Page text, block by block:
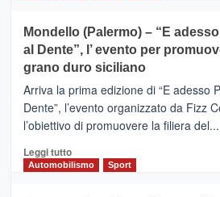
e
messaggi
di
CASTIGLIONE
DI
SICILIA
(Ct)
–
Il
Borgo
Gusto,
il
Mondello (Palermo) – “E
al Dente”, l’ evento per
grano duro siciliano
Arriva la prima edizione di “E adesso
Dente”, l’evento organizzato da Fizz
l’obiettivo di promuovere la filiera del...
Leggi tuttoLeggi
di
Automobilismo Sport